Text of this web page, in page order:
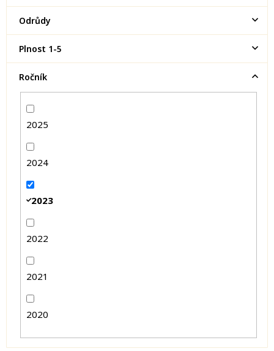
Odrůdy
Plnost 1-5
Ročník
2025
2024
2023
2022
2021
2020